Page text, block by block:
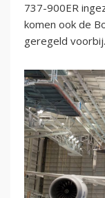
737-900ER
komen ook de
geregeld voorbij.